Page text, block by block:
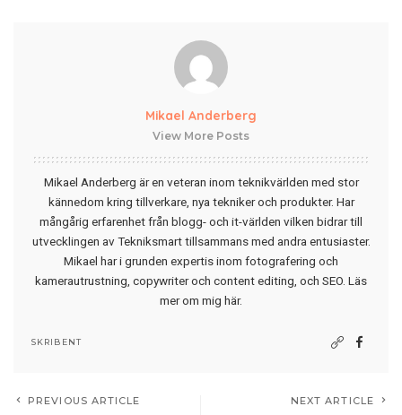
Mikael Anderberg
View More Posts
Mikael Anderberg är en veteran inom teknikvärlden med stor
kännedom kring tillverkare, nya tekniker och produkter. Har
mångårig erfarenhet från blogg- och it-världen vilken bidrar till
utvecklingen av Tekniksmart tillsammans med andra entusiaster.
Mikael har i grunden expertis inom fotografering och
kamerautrustning, copywriter och content editing, och SEO. Läs
mer om mig här.
SKRIBENT
PREVIOUS ARTICLE NEXT ARTICLE